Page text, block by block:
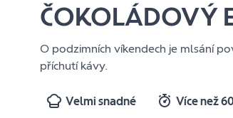
ČOKOLÁDOVÝ
O podzimních víkendech je mlsání
příchutí kávy.
Velmi snadné Více než